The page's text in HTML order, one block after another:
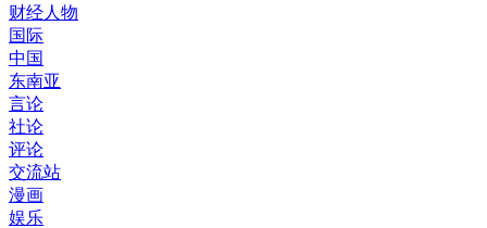
财经人物
国际
中国
东南亚
言论
社论
评论
交流站
漫画
娱乐